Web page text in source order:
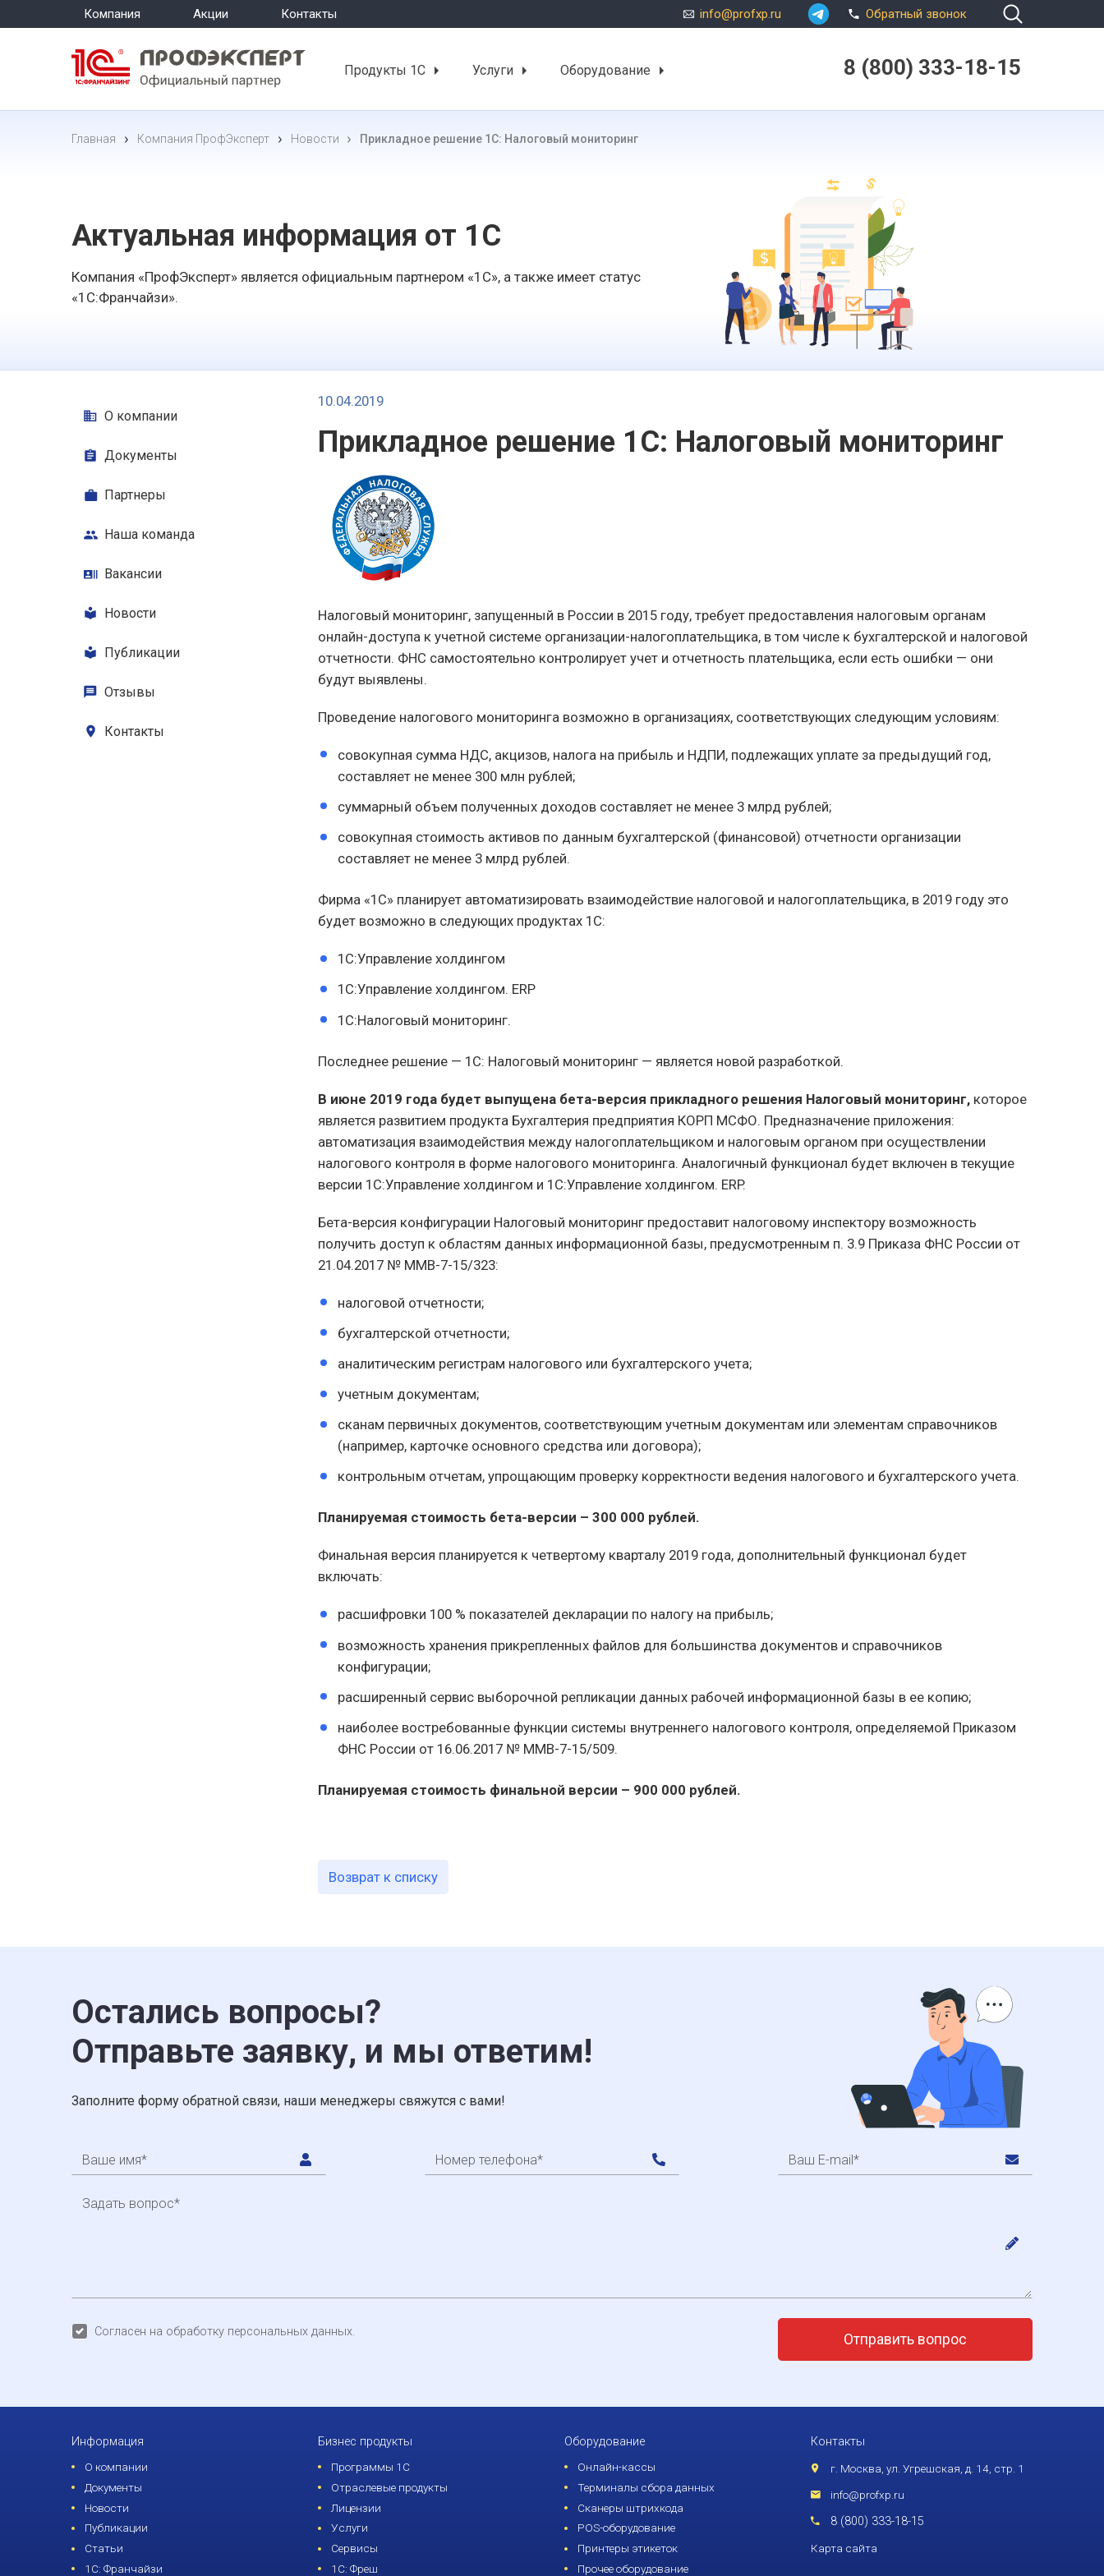
Компания Акции Контакты info@profxp.ru Обратный звонок
Продукты 1С Услуги Оборудование 8 (800) 333-18-15
Главная Компания ПрофЭксперт Новости Прикладное решение 1С: Налоговый мониторинг
Актуальная информация от 1С
Компания «ПрофЭксперт» является официальным партнером «1С», а также имеет статус
«1С:Франчайзи».
10.04.2019
Прикладное решение 1С: Налоговый мониторинг
Налоговый мониторинг, запущенный в России в 2015 году, требует предоставления налоговым органам
онлайн-доступа к учетной системе организации-налогоплательщика, в том числе к бухгалтерской и налоговой
отчетности. ФНС самостоятельно контролирует учет и отчетность плательщика, если есть ошибки — они
будут выявлены.
Проведение налогового мониторинга возможно в организациях, соответствующих следующим условиям:
совокупная сумма НДС, акцизов, налога на прибыль и НДПИ, подлежащих уплате за предыдущий год,
составляет не менее 300 млн рублей;
суммарный объем полученных доходов составляет не менее 3 млрд рублей;
совокупная стоимость активов по данным бухгалтерской (финансовой) отчетности организации
составляет не менее 3 млрд рублей.
Фирма «1С» планирует автоматизировать взаимодействие налоговой и налогоплательщика, в 2019 году это
будет возможно в следующих продуктах 1С:
1С:Управление холдингом
1С:Управление холдингом. ERP
1С:Налоговый мониторинг.
Последнее решение — 1С: Налоговый мониторинг — является новой разработкой.
В июне 2019 года будет выпущена бета-версия прикладного решения Налоговый мониторинг, которое
является развитием продукта Бухгалтерия предприятия КОРП МСФО. Предназначение приложения:
автоматизация взаимодействия между налогоплательщиком и налоговым органом при осуществлении
налогового контроля в форме налогового мониторинга. Аналогичный функционал будет включен в текущие
версии 1С:Управление холдингом и 1С:Управление холдингом. ERP.
Бета-версия конфигурации Налоговый мониторинг предоставит налоговому инспектору возможность
получить доступ к областям данных информационной базы, предусмотренным п. 3.9 Приказа ФНС России от
21.04.2017 № ММВ-7-15/323:
налоговой отчетности;
бухгалтерской отчетности;
аналитическим регистрам налогового или бухгалтерского учета;
учетным документам;
сканам первичных документов, соответствующим учетным документам или элементам справочников
(например, карточке основного средства или договора);
контрольным отчетам, упрощающим проверку корректности ведения налогового и бухгалтерского учета.
Планируемая стоимость бета-версии – 300 000 рублей.
Финальная версия планируется к четвертому кварталу 2019 года, дополнительный функционал будет
включать:
расшифровки 100 % показателей декларации по налогу на прибыль;
возможность хранения прикрепленных файлов для большинства документов и справочников
конфигурации;
расширенный сервис выборочной репликации данных рабочей информационной базы в ее копию;
наиболее востребованные функции системы внутреннего налогового контроля, определяемой Приказом
ФНС России от 16.06.2017 № ММВ-7-15/509.
Планируемая стоимость финальной версии – 900 000 рублей.
Возврат к списку
О компании
Документы
Партнеры
Наша команда
Вакансии
Новости
Публикации
Отзывы
Контакты
Остались вопросы?
Отправьте заявку, и мы ответим!
Заполните форму обратной связи, наши менеджеры свяжутся с вами!
Согласен на обработку персональных данных. Отправить вопрос
Информация
О компании
Документы
Новости
Публикации
Статьи
1С: Франчайзи
Бизнес продукты
Программы 1С
Отраслевые продукты
Лицензии
Услуги
Сервисы
1С: Фреш
Оборудование
Онлайн-кассы
Терминалы сбора данных
Сканеры штрихкода
POS-оборудование
Принтеры этикеток
Прочее оборудование
Контакты
г. Москва, ул. Угрешская, д. 14, стр. 1
info@profxp.ru
8 (800) 333-18-15
Карта сайта